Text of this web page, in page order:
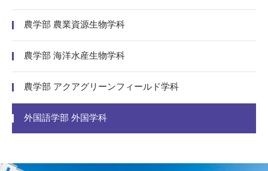
農学部 農業資源生物学科
農学部 海洋水産生物学科
農学部 アクアグリーンフィールド学科
外国語学部 外国学科